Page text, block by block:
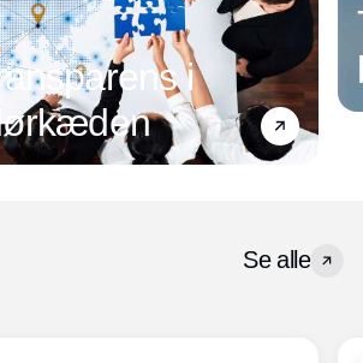
i
Se alle